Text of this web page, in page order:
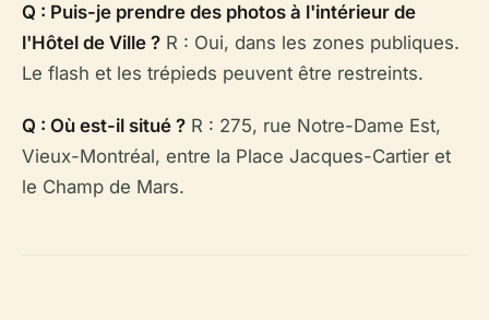
Q : Puis-je prendre des photos à l'intérieur de
l'Hôtel de Ville ? R : Oui, dans les zones publiques.
Le flash et les trépieds peuvent être restreints.
Q : Où est-il situé ? R : 275, rue Notre-Dame Est,
Vieux-Montréal, entre la Place Jacques-Cartier et
le Champ de Mars.